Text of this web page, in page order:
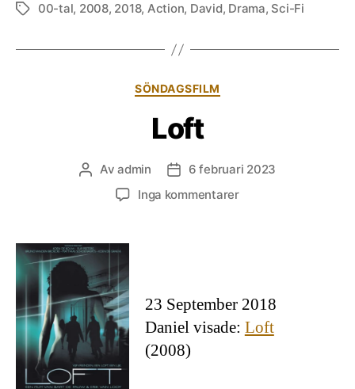
Etiketter
00-tal, 2008, 2018, Action, David, Drama, Sci-Fi
Kategorier
SÖNDAGSFILM
Loft
Inläggsförfattare
Avadmin Inläggsdatum
6 februari 2023
Inga kommentarertill
23 September 2018
Daniel visade: Loft
(2008)